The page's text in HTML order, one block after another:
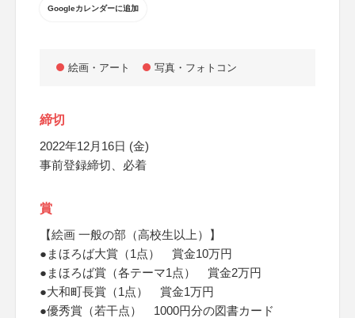
Googleカレンダーに追加
絵画・アート 写真・フォトコン
締切
2022年12月16日 (金)
事前登録締切、必着
賞
【絵画 一般の部（高校生以上）】
●まほろば大賞（1点） 賞金10万円
●まほろば賞（各テーマ1点） 賞金2万円
●大和町長賞（1点） 賞金1万円
●優秀賞（若干点） 1000円分の図書カード